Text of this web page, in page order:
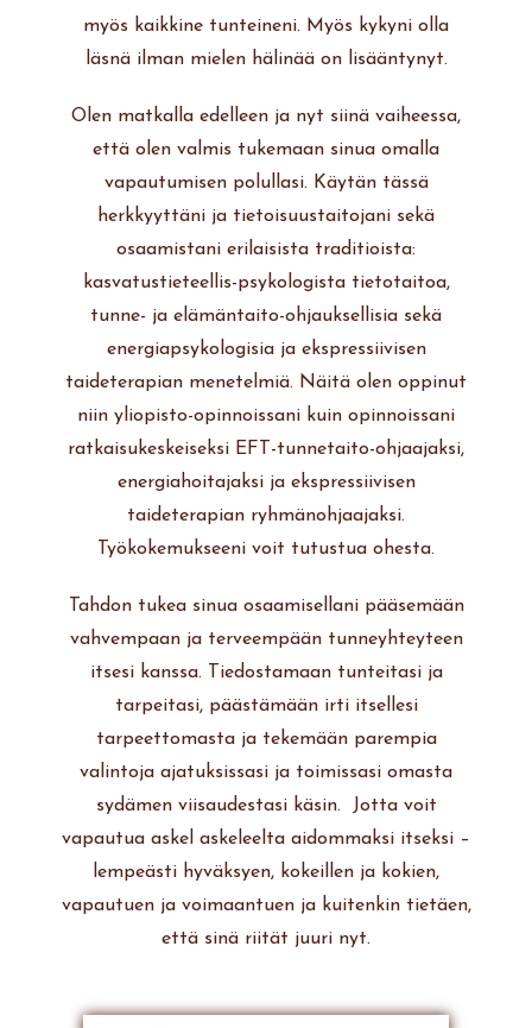
myös kaikkine tunteineni. Myös kykyni olla
läsnä ilman mielen hälinää on lisääntynyt.
Olen matkalla edelleen ja nyt siinä vaiheessa,
että olen valmis tukemaan sinua omalla
vapautumisen polullasi. Käytän tässä
herkkyyttäni ja tietoisuustaitojani sekä
osaamistani erilaisista traditioista:
kasvatustieteellis-psykologista tietotaitoa,
tunne- ja elämäntaito-ohjauksellisia sekä
energiapsykologisia ja ekspressiivisen
taideterapian menetelmiä. Näitä olen oppinut
niin yliopisto-opinnoissani kuin opinnoissani
ratkaisukeskeiseksi EFT-tunnetaito-ohjaajaksi,
energiahoitajaksi ja ekspressiivisen
taideterapian ryhmänohjaajaksi.
Työkokemukseeni voit tutustua ohesta.
Tahdon tukea sinua osaamisellani pääsemään
vahvempaan ja terveempään tunneyhteyteen
itsesi kanssa. Tiedostamaan tunteitasi ja
tarpeitasi, päästämään irti itsellesi
tarpeettomasta ja tekemään parempia
valintoja ajatuksissasi ja toimissasi omasta
sydämen viisaudestasi käsin. Jotta voit
vapautua askel askeleelta aidommaksi itseksi –
lempeästi hyväksyen, kokeillen ja kokien,
vapautuen ja voimaantuen ja kuitenkin tietäen,
että sinä riität juuri nyt.